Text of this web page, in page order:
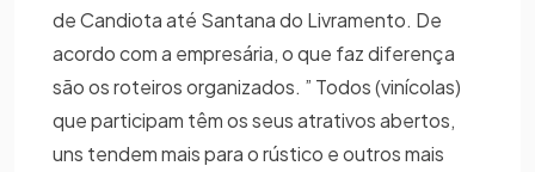
de Candiota até Santana do Livramento. De
acordo com a empresária, o que faz diferença
são os roteiros organizados. ” Todos (vinícolas)
que participam têm os seus atrativos abertos,
uns tendem mais para o rústico e outros mais